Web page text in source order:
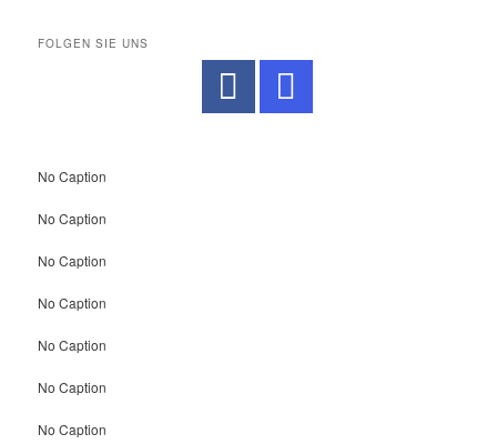
FOLGEN SIE UNS
No Caption
No Caption
No Caption
No Caption
No Caption
No Caption
No Caption